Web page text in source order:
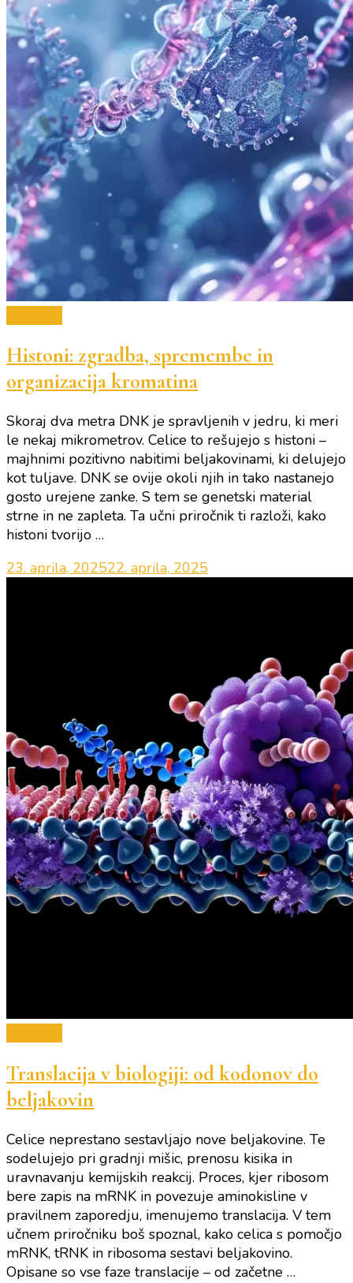
Histoni: zgradba, spremembe in
organizacija kromatina
Skoraj dva metra DNK je spravljenih v jedru, ki meri
le nekaj mikrometrov. Celice to rešujejo s histoni –
majhnimi pozitivno nabitimi beljakovinami, ki delujejo
kot tuljave. DNK se ovije okoli njih in tako nastanejo
gosto urejene zanke. S tem se genetski material
strne in ne zapleta. Ta učni priročnik ti razloži, kako
histoni tvorijo …
23. aprila, 202522. aprila, 2025
Translacija v biologiji: od kodonov do
beljakovin
Celice neprestano sestavljajo nove beljakovine. Te
sodelujejo pri gradnji mišic, prenosu kisika in
uravnavanju kemijskih reakcij. Proces, kjer ribosom
bere zapis na mRNK in povezuje aminokisline v
pravilnem zaporedju, imenujemo translacija. V tem
učnem priročniku boš spoznal, kako celica s pomočjo
mRNK, tRNK in ribosoma sestavi beljakovino.
Opisane so vse faze translacije – od začetne …